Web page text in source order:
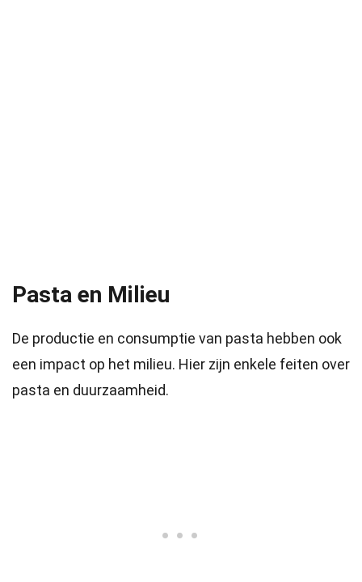
Pasta en Milieu
De productie en consumptie van pasta hebben ook
een impact op het milieu. Hier zijn enkele feiten over
pasta en duurzaamheid.